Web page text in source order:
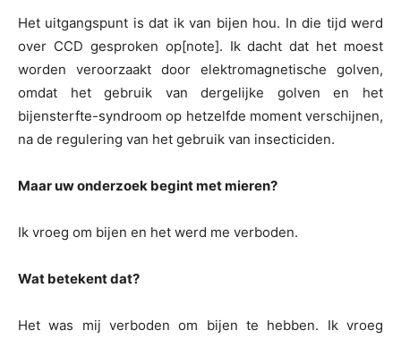
Het uitgangspunt is dat ik van bijen hou. In die tijd werd
over CCD gesproken op[note]. Ik dacht dat het moest
worden veroorzaakt door elektromagnetische golven,
omdat het gebruik van dergelijke golven en het
bijensterfte-syndroom op hetzelfde moment verschijnen,
na de regulering van het gebruik van insecticiden.
Maar uw onderzoek begint met mieren?
Ik vroeg om bijen en het werd me verboden.
Wat betekent dat?
Het was mij verboden om bijen te hebben. Ik vroeg